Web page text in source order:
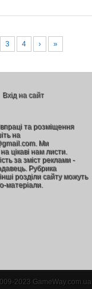
3 4 › »
Вхід на сайт
та розміщення
на
Ми
цікаві нам листи.
за зміст реклами -
Рубрика
розділи сайту можуть
матеріали.
2023 GameWay.com.ua